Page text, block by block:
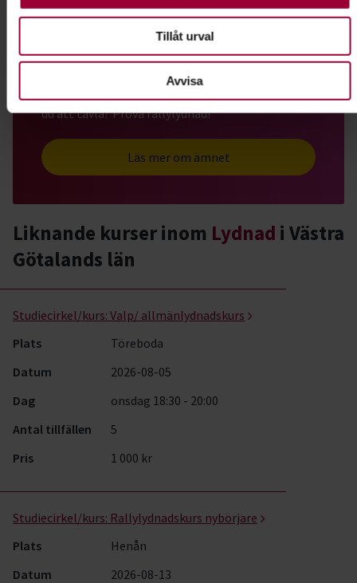
Tillåt urval
Avvisa
Lydnad för alla hundar
Har du en hund som vill lära sig nya tricks? Gillar
du att tävla? Prova rallylydnad!
Läs mer om ämnet
Liknande kurser inom Lydnad i Västra
Götalands län
Studiecirkel/kurs: Valp/ allmänlydnadskurs
Plats
Töreboda
Datum
2026-08-05
Dag
onsdag 18:30 - 20:00
Antal tillfällen
5
Pris
1 000 kr
Studiecirkel/kurs: Rallylydnadskurs nybörjare
Plats
Henån
Datum
2026-08-13